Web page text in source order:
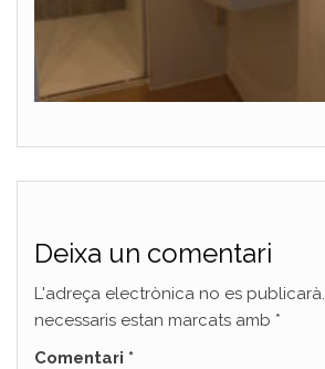
Deixa un comentari
L'adreça electrònica no es publicarà.
necessaris estan marcats amb *
Comentari *